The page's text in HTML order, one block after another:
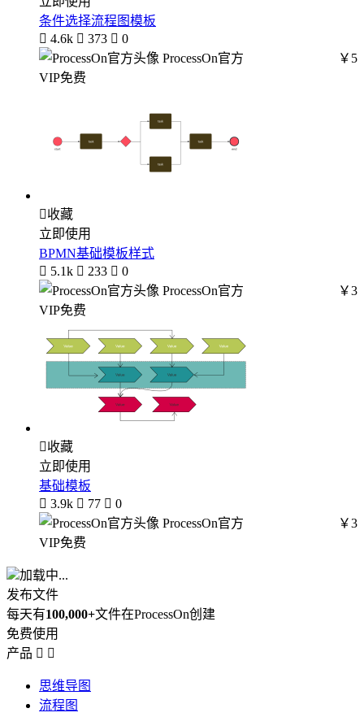
条件选择流程图模板
 4.6k  373  0
ProcessOn官方
￥5
VIP免费
收藏
立即使用
BPMN基础模板样式
 5.1k  233  0
ProcessOn官方
￥3
VIP免费
收藏
立即使用
基础模板
 3.9k  77  0
ProcessOn官方
￥3
VIP免费
加载中...
发布文件
每天有100,000+文件在ProcessOn创建
免费使用
产品  
思维导图
流程图